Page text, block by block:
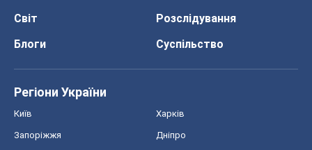
Світ
Розслідування
Блоги
Суспільство
Регіони України
Київ Харків
Запоріжжя Дніпро